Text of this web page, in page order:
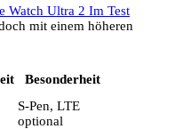
Watch Ultra 2 Im Test
mit einem höheren
Besonderheit
S‑Pen, LTE
optional